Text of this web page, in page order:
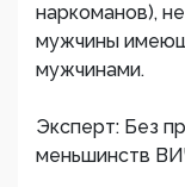
наркоманов),
мужчины
мужчинами.
Эксперт: Без
меньшинств